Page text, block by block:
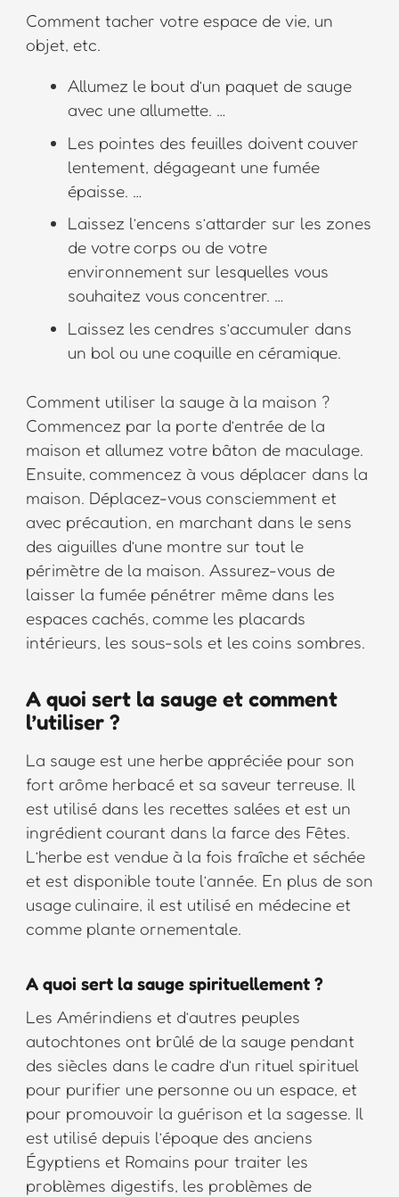
Comment tacher votre espace de vie, un
objet, etc.
Allumez le bout d’un paquet de sauge
avec une allumette. …
Les pointes des feuilles doivent couver
lentement, dégageant une fumée
épaisse. …
Laissez l’encens s’attarder sur les zones
de votre corps ou de votre
environnement sur lesquelles vous
souhaitez vous concentrer. …
Laissez les cendres s’accumuler dans
un bol ou une coquille en céramique.
Comment utiliser la sauge à la maison ?
Commencez par la porte d’entrée de la
maison et allumez votre bâton de maculage.
Ensuite, commencez à vous déplacer dans la
maison. Déplacez-vous consciemment et
avec précaution, en marchant dans le sens
des aiguilles d’une montre sur tout le
périmètre de la maison. Assurez-vous de
laisser la fumée pénétrer même dans les
espaces cachés, comme les placards
intérieurs, les sous-sols et les coins sombres.
A quoi sert la sauge et comment
l’utiliser ?
La sauge est une herbe appréciée pour son
fort arôme herbacé et sa saveur terreuse. Il
est utilisé dans les recettes salées et est un
ingrédient courant dans la farce des Fêtes.
L’herbe est vendue à la fois fraîche et séchée
et est disponible toute l’année. En plus de son
usage culinaire, il est utilisé en médecine et
comme plante ornementale.
A quoi sert la sauge spirituellement ?
Les Amérindiens et d’autres peuples
autochtones ont brûlé de la sauge pendant
des siècles dans le cadre d’un rituel spirituel
pour purifier une personne ou un espace, et
pour promouvoir la guérison et la sagesse. Il
est utilisé depuis l’époque des anciens
Égyptiens et Romains pour traiter les
problèmes digestifs, les problèmes de